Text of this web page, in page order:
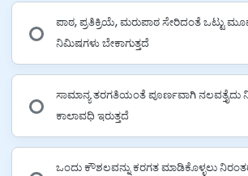
ಪಾಠ, ಪ್ರತಿಕ್ರಿಯೆ, ಮರುಪಾಠ ಸೇರಿದಂತೆ ಒಟ್ಟು
ನಿಮಿಷಗಳು ಬೇಕಾಗುತ್ತದೆ
ಸಾಮಾನ್ಯ ತರಗತಿಯಂತೆ ಪೂರ್ಣವಾಗಿ
ಕಾಲಾವಧಿ ಇರುತ್ತದೆ
ಒಂದು ಕೌಶಲವನ್ನು ಕರಗತ ಮಾಡಿಕೊಳ್ಳಲು